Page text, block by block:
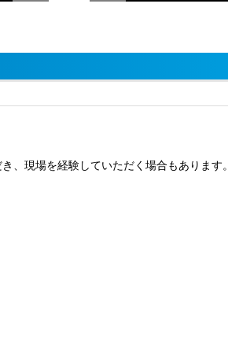
、現場を経験していただく場合もあります。